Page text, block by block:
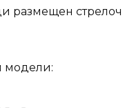
размещен
модели: